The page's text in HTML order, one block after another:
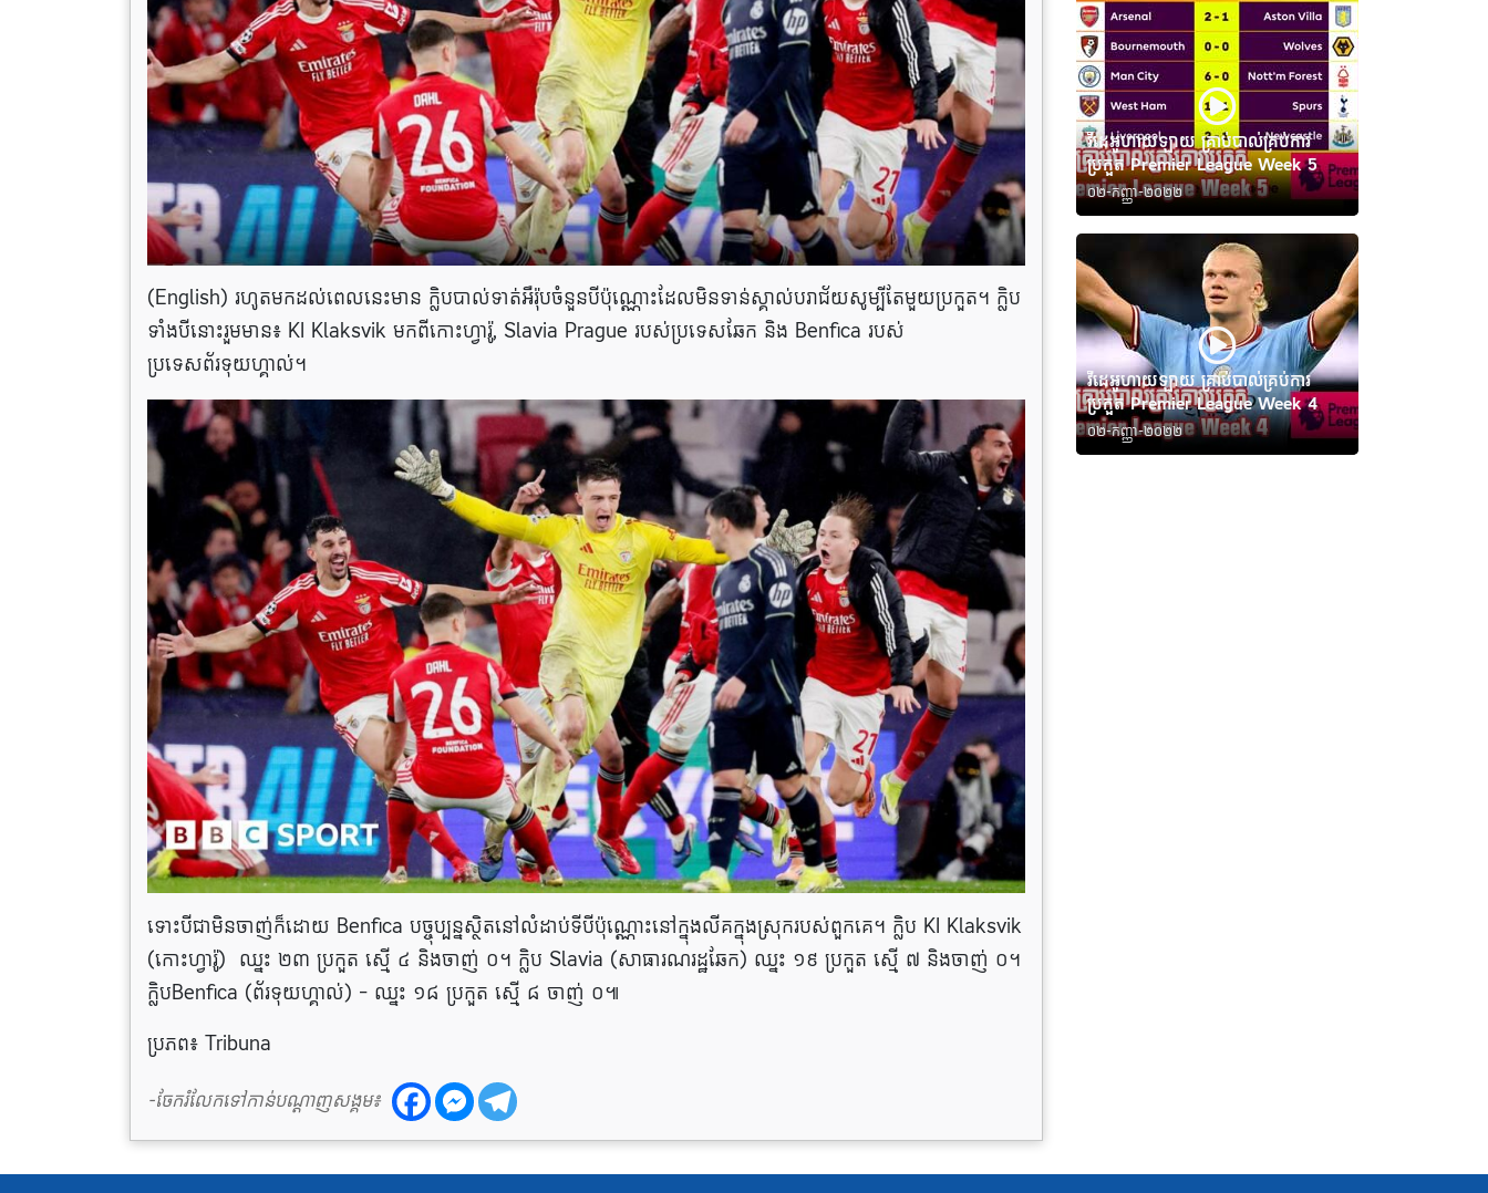
(English) រហូតមកដល់ពេលនេះមាន ក្លិបបាល់ទាត់អឺរ៉ុបចំនួនបីប៉ុណ្ណោះដែលមិនទាន់ស្គាល់បរាជ័យសូម្បីតែមួយប្រកួត។ ក្លិប
ទាំងបីនោះរួមមាន៖ KI Klaksvik មកពីកោះហ្វារ៉ូ, Slavia Prague របស់ប្រទេសឆែក និង Benfica របស់
ប្រទេសព័រទុយហ្គាល់។
ទោះបីជាមិនចាញ់ក៏ដោយ Benfica បច្ចុប្បន្នស្ថិតនៅលំដាប់ទីបីប៉ុណ្ណោះនៅក្នុងលីគក្នុងស្រុករបស់ពួកគេ។ ក្លិប KI Klaksvik
(កោះហ្វារ៉ូ) ឈ្នះ ២៣ ប្រកួត ស្មើ ៤ និងចាញ់ ០។ ក្លិប Slavia (សាធារណរដ្ឋឆែក) ឈ្នះ ១៩ ប្រកួត ស្មើ ៧ និងចាញ់ ០។
ក្លិបBenfica (ព័រទុយហ្គាល់) – ឈ្នះ ១៨ ប្រកួត ស្មើ ៨ ចាញ់ ០៕
ប្រភព៖ Tribuna
-ចែករំលែកទៅកាន់បណ្តាញសង្គម៖
វីដេអូហាយឡាយ គ្រាប់បាល់គ្រប់ការ
ប្រកួត Premier League Week 5
០២-កញ្ញា-២០២២
វីដេអូហាយឡាយ គ្រាប់បាល់គ្រប់ការ
ប្រកួត Premier League Week 4
០២-កញ្ញា-២០២២